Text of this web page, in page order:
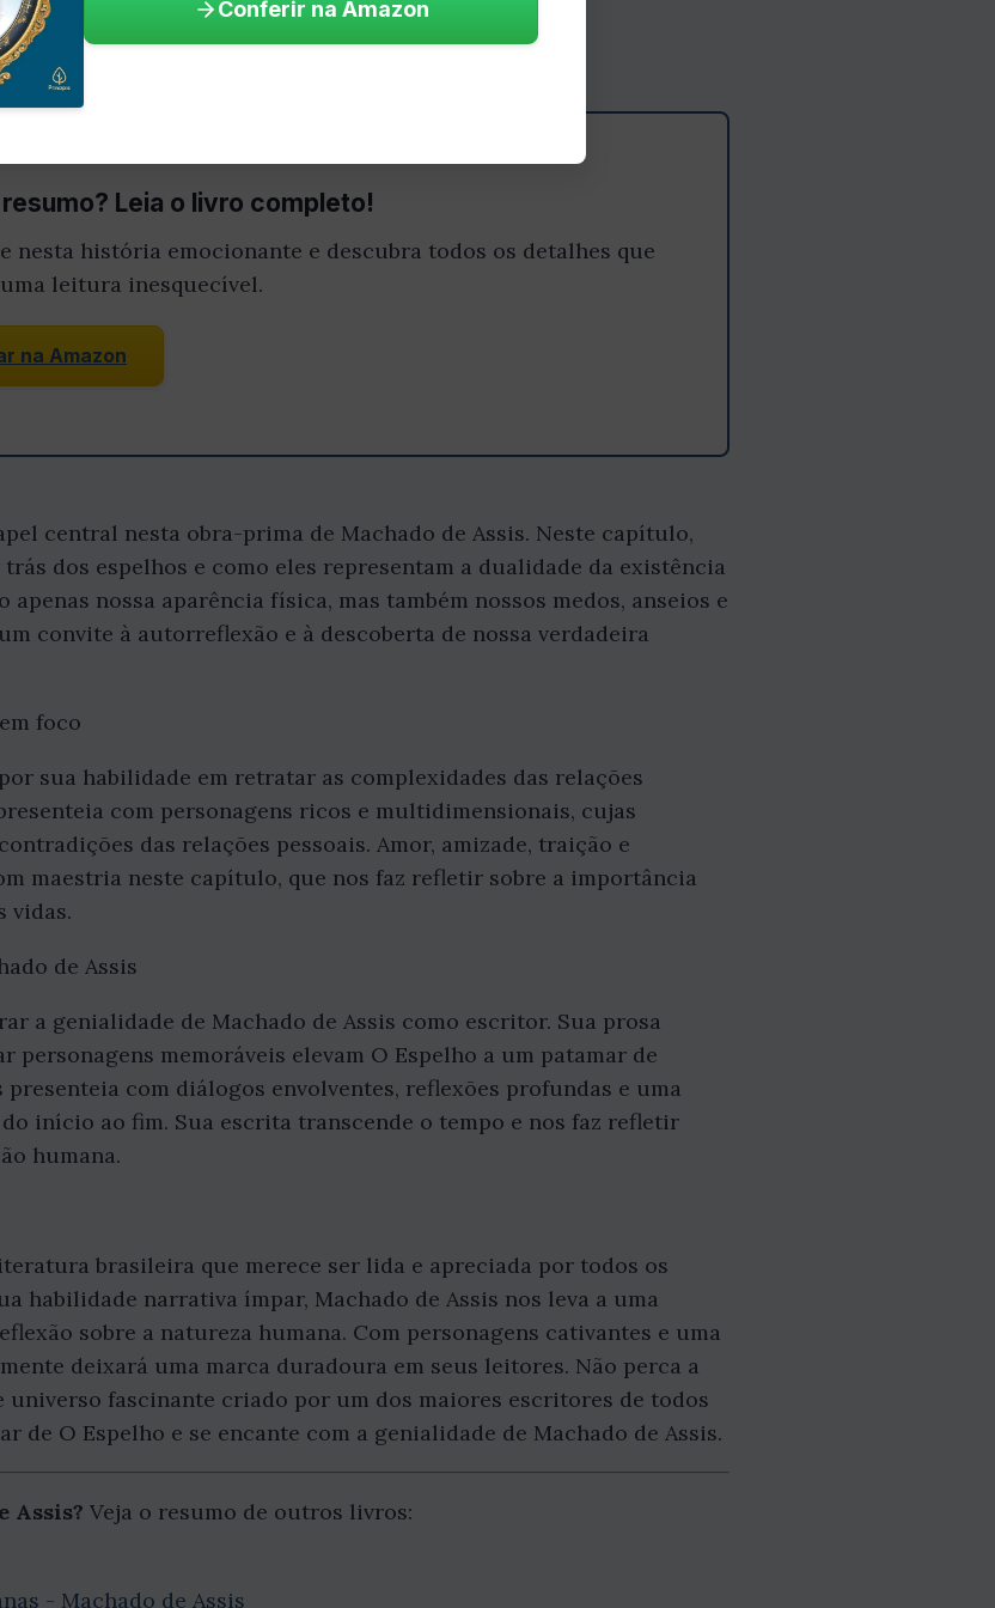
Leia o livro completo!
nesta história emocionante e descubra todos os detalhes que
leitura inesquecível.
na Amazon
central nesta obra-prima de Machado de Assis. Neste capítulo,
dos espelhos e como eles representam a dualidade da existência
apenas nossa aparência física, mas também nossos medos, anseios e
convite à autorreflexão e à descoberta de nossa verdadeira
foco
sua habilidade em retratar as complexidades das relações
com personagens ricos e multidimensionais, cujas
das relações pessoais. Amor, amizade, traição e
maestria neste capítulo, que nos faz refletir sobre a importância
vidas.
de Assis
a genialidade de Machado de Assis como escritor. Sua prosa
personagens memoráveis elevam O Espelho a um patamar de
com diálogos envolventes, reflexões profundas e uma
início ao fim. Sua escrita transcende o tempo e nos faz refletir
humana.
brasileira que merece ser lida e apreciada por todos os
habilidade narrativa ímpar, Machado de Assis nos leva a uma
sobre a natureza humana. Com personagens cativantes e uma
deixará uma marca duradoura em seus leitores. Não perca a
fascinante criado por um dos maiores escritores de todos
de O Espelho e se encante com a genialidade de Machado de Assis.
Assis? Veja o resumo de outros livros:
- Machado de Assis
Conferir na Amazon